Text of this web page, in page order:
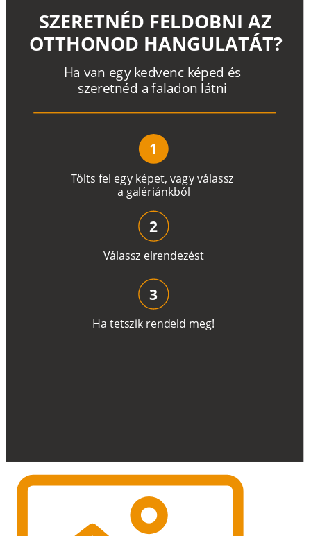
Tölts fel egy képet, vagyválassz
a galériánkból
Ha van egy kedvenc képed és
szeretnéd a faladon látni
SZERETNÉD FELDOBNI AZ
OTTHONOD HANGULATÁT?
1
Válassz elrendezést
2
Ha tetszik rendeld meg!
3